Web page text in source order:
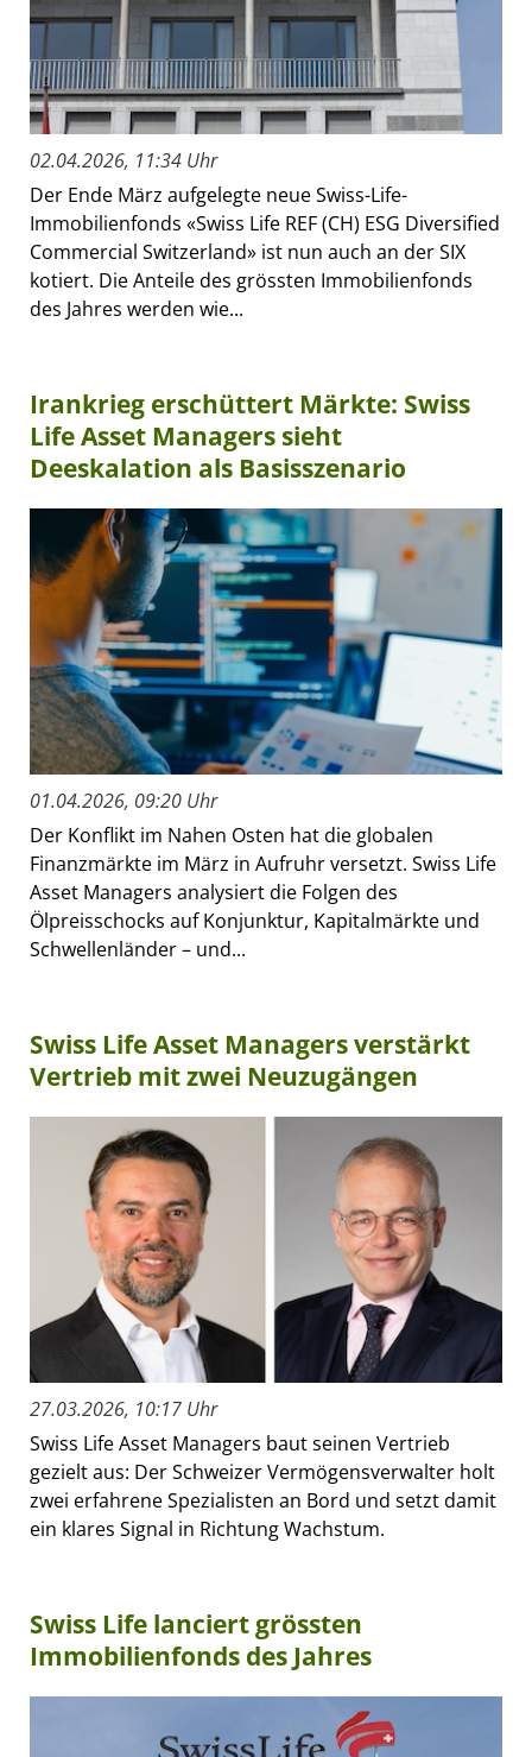
02.04.2026, 11:34 Uhr
Der Ende März aufgelegte neue Swiss-Life-
Immobilienfonds «Swiss Life REF (CH) ESG Diversified
Commercial Switzerland» ist nun auch an der SIX
kotiert. Die Anteile des grössten Immobilienfonds
des Jahres werden wie...
Irankrieg erschüttert Märkte: Swiss
Life Asset Managers sieht
Deeskalation als Basisszenario
01.04.2026, 09:20 Uhr
Der Konflikt im Nahen Osten hat die globalen
Finanzmärkte im März in Aufruhr versetzt. Swiss Life
Asset Managers analysiert die Folgen des
Ölpreisschocks auf Konjunktur, Kapitalmärkte und
Schwellenländer – und...
Swiss Life Asset Managers verstärkt
Vertrieb mit zwei Neuzugängen
27.03.2026, 10:17 Uhr
Swiss Life Asset Managers baut seinen Vertrieb
gezielt aus: Der Schweizer Vermögensverwalter holt
zwei erfahrene Spezialisten an Bord und setzt damit
ein klares Signal in Richtung Wachstum.
Swiss Life lanciert grössten
Immobilienfonds des Jahres